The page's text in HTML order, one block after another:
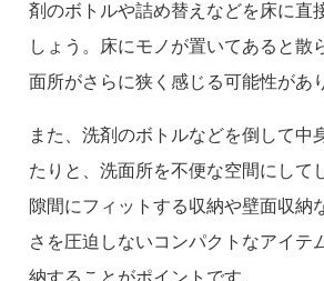
剤のボトルや詰め替えなどを床に直
しょう。床にモノが置いてあると散
面所がさらに狭く感じる可能性があ
また、洗剤のボトルなどを倒して中
たりと、洗面所を不便な空間にして
隙間にフィットする収納や壁面収納
さを圧迫しないコンパクトなアイテ
納することがポイントです。